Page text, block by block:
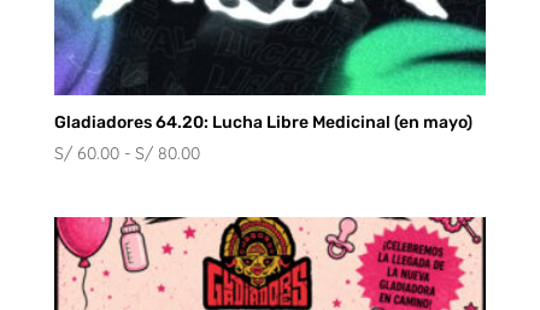
Gladiadores 64.20: Lucha Libre Medicinal (en mayo)
S/60.00 - S/80.00Rango
desde
S/ 60.00
hasta